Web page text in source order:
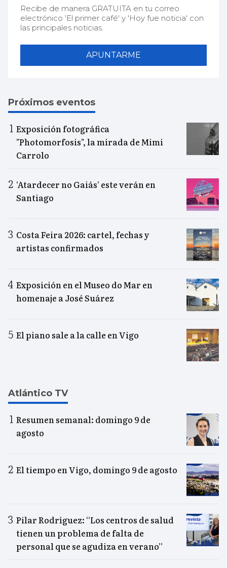
Recibe de manera GRATUITA en tu correo
electrónico 'El primer café' y 'Hoy fue noticia' con
las principales noticias.
APUNTARME
Próximos eventos
Exposición fotográfica
"Photomorfosis", la mirada de Mimi
Carrolo
‘Atardecer no Gaiás’ este verán en
Santiago
Costa Feira 2026: cartel, fechas y
artistas confirmados
Exposición en el Museo do Mar en
homenaje a José Suárez
El piano sale a la calle en Vigo
Atlántico TV
Resumen semanal: domingo 9 de
agosto
El tiempo en Vigo, domingo 9 de agosto
Pilar Rodríguez: “Los centros de salud
tienen un problema de falta de
personal que se agudiza en verano”